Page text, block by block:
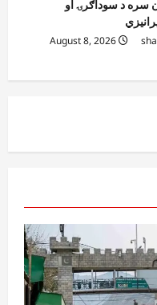
په تازه بریدونو کې
شمېر پمپونه وتړل شول